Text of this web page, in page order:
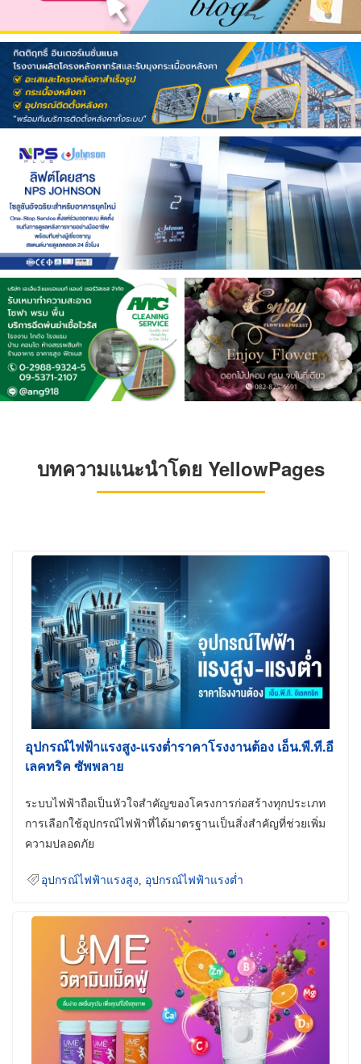
บทความแนะนำโดย YellowPages
อุปกรณ์ไฟฟ้าแรงสูง-แรงต่ำราคาโรงงานต้อง เอ็น.พี.ที.อี
เลคทริค ซัพพลาย
ระบบไฟฟ้าถือเป็นหัวใจสำคัญของโครงการก่อสร้างทุกประเภท
การเลือกใช้อุปกรณ์ไฟฟ้าที่ได้มาตรฐานเป็นสิ่งสำคัญที่ช่วยเพิ่ม
ความปลอดภัย
อุปกรณ์ไฟฟ้าแรงสูง อุปกรณ์ไฟฟ้าแรงต่ำ